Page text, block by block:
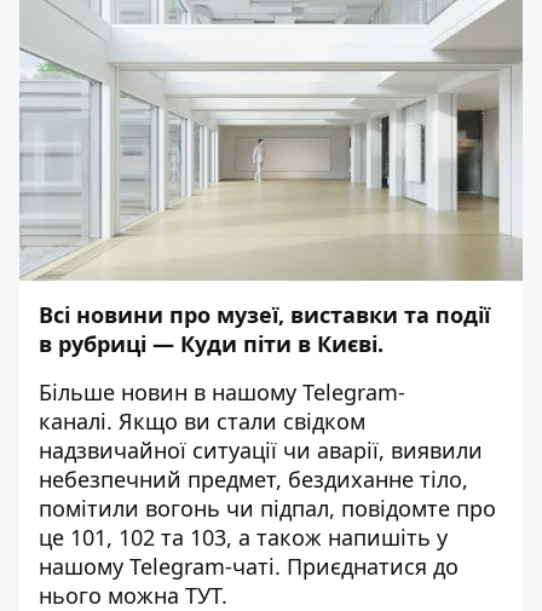
Всі новини про музеї, виставки та події
в рубриці — Куди піти в Києві.
Більше новин в нашому Telegram-
каналі. Якщо ви стали свідком
надзвичайної ситуації чи аварії, виявили
небезпечний предмет, бездиханне тіло,
помітили вогонь чи підпал, повідомте про
це 101, 102 та 103, а також напишіть у
нашому Telegram-чаті. Приєднатися до
нього можна ТУТ.